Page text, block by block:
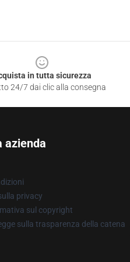
in tutta sicurezza
24/7 dai clic alla consegna
azienda
privacy
sul copyright
sulla trasparenza della catena